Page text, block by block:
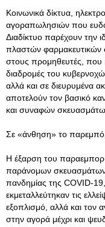
Κοινωνικά δίκτυα,
αγοραπωλησιών που
Διαδίκτυο παρέχουν την
πλαστών φαρμακευτικών
στους προμηθευτές, που
διαδρομές του
αλλά και σε διευρυμένα
αποτελούν τον βασικό
και συναφών
Σε «άνθηση» το
Η έξαρση του
παράνομων σκευασμάτων
πανδημίας της COVID-
εκμεταλλεύτηκαν τις
εξοπλισμό, αλλά και τον
στην αγορά μέχρι και